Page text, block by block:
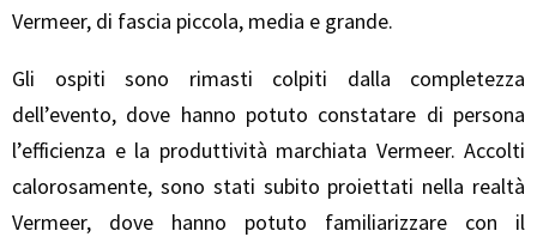
Vermeer, di fascia piccola, media e grande.
Gli ospiti sono rimasti colpiti dalla completezza
dell’evento, dove hanno potuto constatare di persona
l’efficienza e la produttività marchiata Vermeer. Accolti
calorosamente, sono stati subito proiettati nella realtà
Vermeer, dove hanno potuto familiarizzare con il